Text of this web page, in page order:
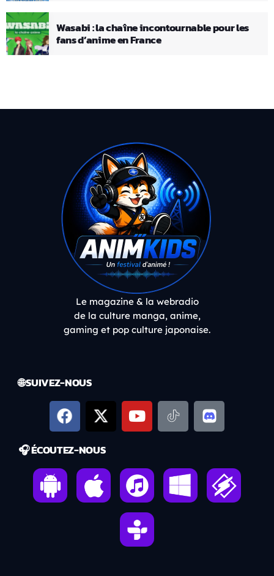
Wasabi : la chaîne incontournable pour les
fans d’anime en France
Le magazine & la webradio
de la culture manga, anime,
gaming et pop culture japonaise.
🌐 SUIVEZ-NOUS
🎧 ÉCOUTEZ-NOUS